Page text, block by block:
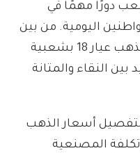
دورًا مهمًا في
اليومية. من بين
مختلف عيارات الذهب، يحظى الذهب عيار 18 بشعبية
بين النقاء والمتانة
أسعار الذهب
تكلفة المصنعية